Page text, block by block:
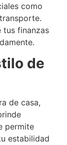
como
tus finanzas
de
de casa,
permite
estabilidad